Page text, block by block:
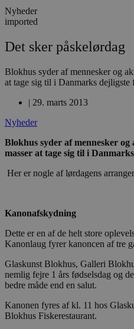
Nyheder
imported
Det sker påskelørdag
Blokhus syder af mennesker og
at tage sig til i Danmarks dejligste
| 29. marts 2013
Nyheder
Blokhus syder af mennesker
masser at tage sig til i
Her er nogle af lørdagens
Kanonafskydning
Dette er en af de helt store
Kanonlaug fyrer kanoncen af tre
Glaskunst Blokhus, Galleri
nemlig fejre 1 års fødselsdag og
bedre måde end en salut.
Kanonen fyres af kl. 11 hos
Blokhus Fiskerestaurant.